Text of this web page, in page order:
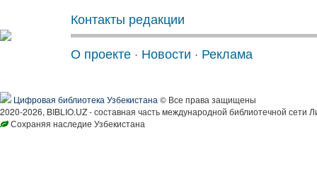
Контакты редакции
О проекте · Новости · Реклама
Цифровая библиотека Узбекистана © Все права защищены
2020-2026, BIBLIO.UZ - составная часть международной библиотечной сети
Сохраняя наследие Узбекистана